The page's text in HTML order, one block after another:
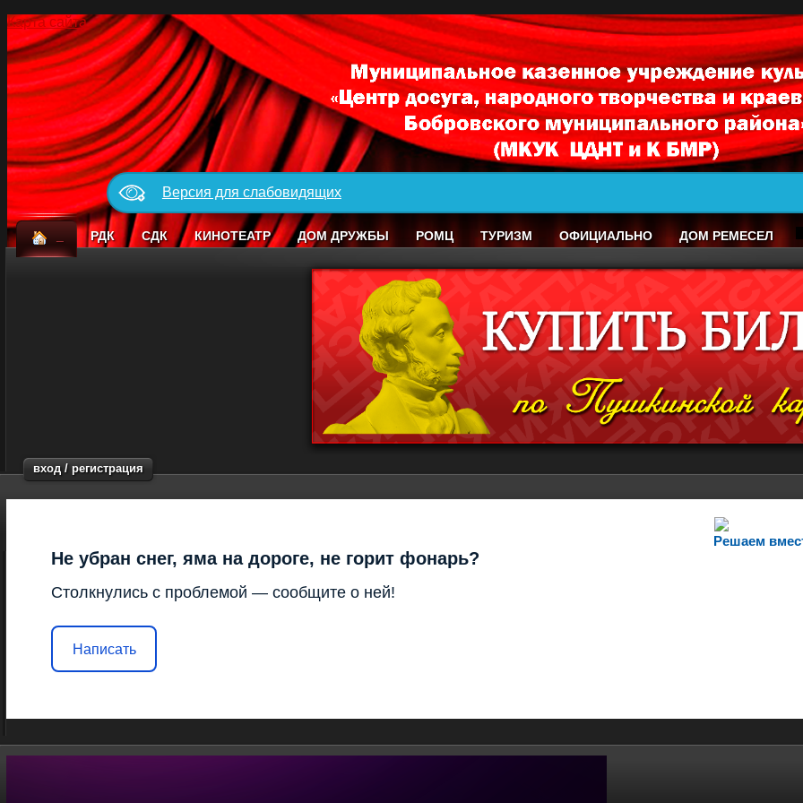
Карта сайта
Версия для слабовидящих
РДК СДК КИНОТЕАТР ДОМ ДРУЖБЫ РОМЦ ТУРИЗМ ОФИЦИАЛЬНО ДОМ РЕМЕСЕЛ
вход / регистрация
Решаем
Не убран снег, яма на дороге, не горит фонарь?
Столкнулись с проблемой — сообщите о ней!
Написать